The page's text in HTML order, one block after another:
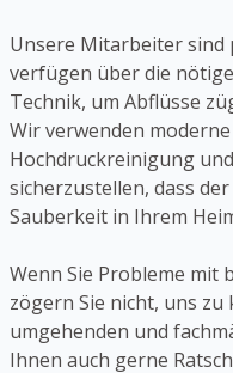
Unsere Mitarbeiter sind
verfügen über die
Technik, um Abflüsse
Wir verwenden
Hochdruckreinigung
sicherzustellen, dass
Sauberkeit in Ihrem
Wenn Sie Probleme mit
zögern Sie nicht, uns
umgehenden und
Ihnen auch gerne